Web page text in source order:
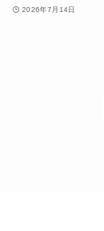
2026年7月14日